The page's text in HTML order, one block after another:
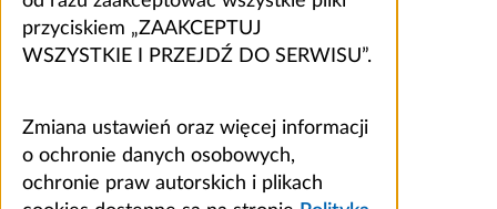
przyciskiem „ZAAKCEPTUJ
WSZYSTKIE I PRZEJDŹ DO SERWISU”.
Zmiana ustawień oraz więcej informacji
o ochronie danych osobowych,
ochronie praw autorskich i plikach